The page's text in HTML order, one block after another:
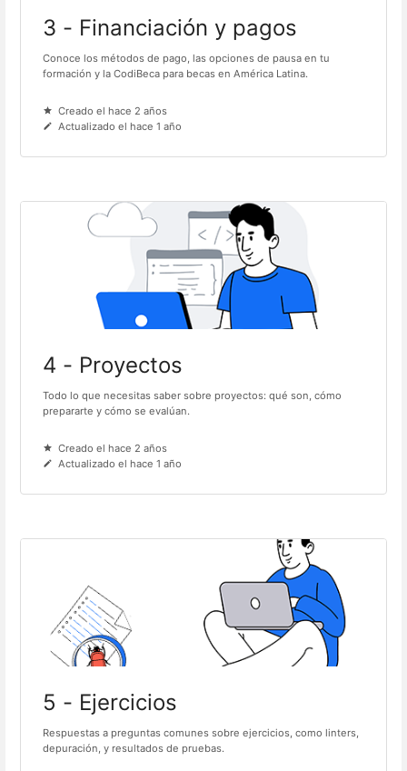
3 - Financiación y pagos
Conoce los métodos de pago, las opciones de pausa en tu
formación y la CodiBeca para becas en América Latina.
Creado el hace 2 años
Actualizado el hace 1 año
4 - Proyectos
Todo lo que necesitas saber sobre proyectos: qué son, cómo
prepararte y cómo se evalúan.
Creado el hace 2 años
Actualizado el hace 1 año
5 - Ejercicios
Respuestas a preguntas comunes sobre ejercicios, como linters,
depuración, y resultados de pruebas.